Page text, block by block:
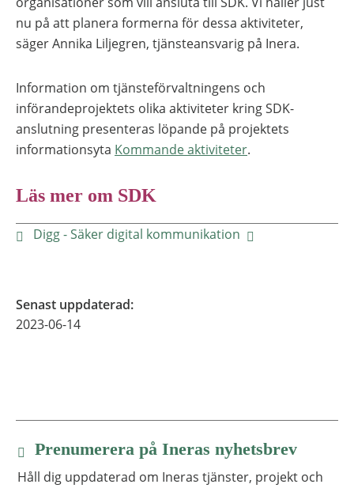
nu på att planera formerna för dessa aktiviteter,
säger Annika Liljegren, tjänsteansvarig på Inera.
Information om tjänsteförvaltningens och
införandeprojektets olika aktiviteter kring SDK-
anslutning presenteras löpande på projektets
informationsyta Kommande aktiviteter.
Läs mer om SDK
Digg - Säker digital kommunikation
Senast uppdaterad:
2023-06-14
1 av 1Prenumerera på Ineras nyhetsbrev
Håll dig uppdaterad om Ineras tjänster, projekt och